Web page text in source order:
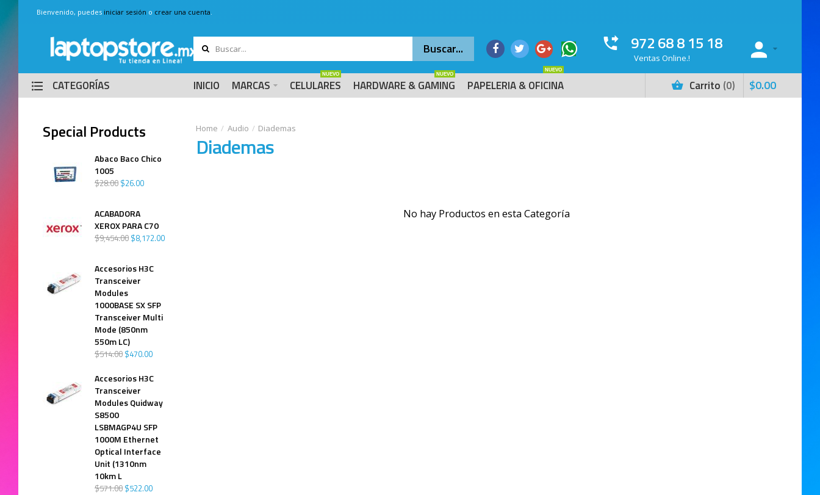
Bienvenido, puedes iniciar sesión o crear una cuenta.
972 68 8 15 18
Ventas Online.!
CATEGORÍAS INICIO MARCAS CELULARES
NUEVO
HARDWARE & GAMING
NUEVO
PAPELERIA & OFICINA
NUEVO
Carrito 0 $0.00
Audio Diademas
Diademas
No hay Productos en esta Categoría
Special Products
Abaco Baco Chico
1005
$28.00 $26.00
ACABADORA
XEROX PARA C70
$9,454.00 $8,172.00
Accesorios H3C
Transceiver
Modules
1000BASE SX SFP
Transceiver Multi
Mode (850nm
550m LC)
$514.00 $470.00
Accesorios H3C
Transceiver
Modules Quidway
S8500
LSBMAGP4U SFP
1000M Ethernet
Optical Interface
Unit (1310nm
10km L
$571.00 $522.00